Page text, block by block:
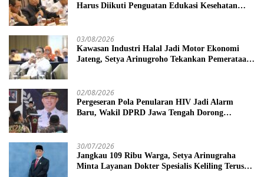
Harus Diikuti Penguatan Edukasi Kesehatan
03/08/2026
Kawasan Industri Halal Jadi Motor Ekonomi
Jateng, Setya Arinugroho Tekankan Pemerataan
02/08/2026
Pergeseran Pola Penularan HIV Jadi Alarm
Baru, Wakil DPRD Jawa Tengah Dorong
30/07/2026
Jangkau 109 Ribu Warga, Setya Arinugraha
Minta Layanan Dokter Spesialis Keliling Terus